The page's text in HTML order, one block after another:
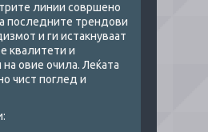
линии совршено
последните трендови
и ги истакнуваат
квалитети и
овие очила. Леќата
чист поглед и